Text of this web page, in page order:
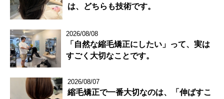
は、どちらも技術です。
2026/08/08
「自然な縮毛矯正にしたい」って、実は
すごく大切なことです。
2026/08/07
縮毛矯正で一番大切なのは、「伸ばすこ